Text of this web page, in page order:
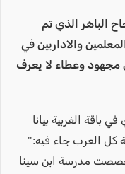
الباهر الذي تم
والاداريين في
مجهود وعطاء لا يعرف
الغربية بيانا
العرب جاء فيه:"
مدرسة ابن سينا